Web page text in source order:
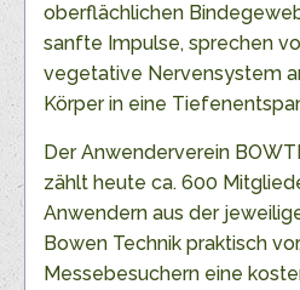
oberflächlichen
sanfte Impulse, sprechen
vegetative Nervensystem
Körper in eine
Der Anwenderverein
zählt heute ca. 600
Anwendern aus der
Bowen Technik praktisch
Messebesuchern eine